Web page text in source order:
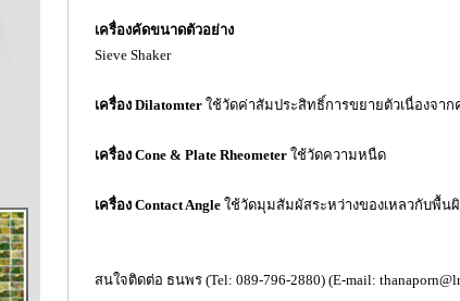
เครื่องคัดขนาดตัวอย่าง
Sieve Shaker
เครื่อง Dilatomter ใช้วัดค่าสัมประสิทธิ์การขยายตัวเนื่องจา
เครื่อง Cone & Plate Rheometer ใช้วัดความหนืด
เครื่อง Contact Angle ใช้วัดมุมสัมผัสระหว่างของเหลวกับพื้น
สนใจติดต่อ ธนพร (Tel: 089-796-2880) (E-mail: